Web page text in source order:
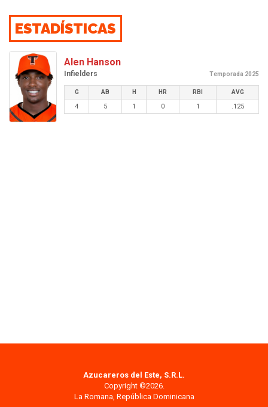
ESTADÍSTICAS
Alen Hanson
Infielders Temporada 2025
G AB H HR RBI AVG
4 5 1 0 1 .125
Azucareros del Este, S.R.L.
Copyright ©2026.
La Romana, República Dominicana